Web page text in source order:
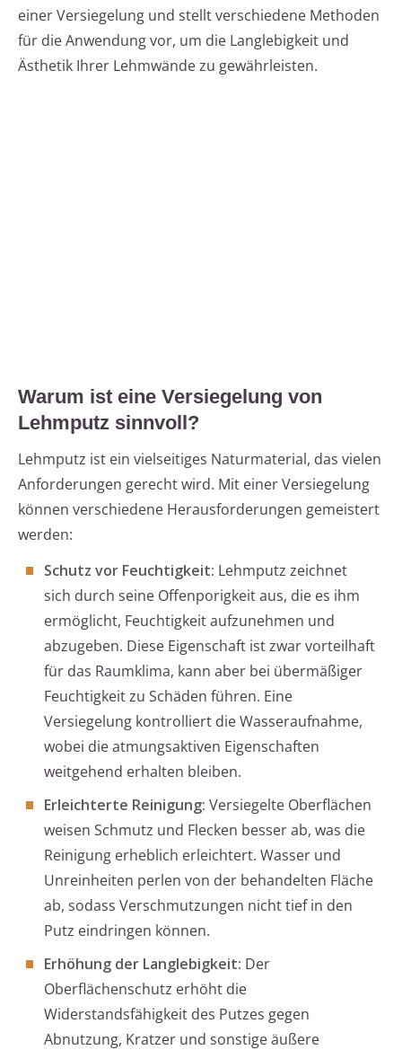
einer Versiegelung und stellt verschiedene Methoden
für die Anwendung vor, um die Langlebigkeit und
Ästhetik Ihrer Lehmwände zu gewährleisten.
Warum ist eine Versiegelung von
Lehmputz sinnvoll?
Lehmputz ist ein vielseitiges Naturmaterial, das vielen
Anforderungen gerecht wird. Mit einer Versiegelung
können verschiedene Herausforderungen gemeistert
werden:
Schutz vor Feuchtigkeit: Lehmputz zeichnet
sich durch seine Offenporigkeit aus, die es ihm
ermöglicht, Feuchtigkeit aufzunehmen und
abzugeben. Diese Eigenschaft ist zwar vorteilhaft
für das Raumklima, kann aber bei übermäßiger
Feuchtigkeit zu Schäden führen. Eine
Versiegelung kontrolliert die Wasseraufnahme,
wobei die atmungsaktiven Eigenschaften
weitgehend erhalten bleiben.
Erleichterte Reinigung: Versiegelte Oberflächen
weisen Schmutz und Flecken besser ab, was die
Reinigung erheblich erleichtert. Wasser und
Unreinheiten perlen von der behandelten Fläche
ab, sodass Verschmutzungen nicht tief in den
Putz eindringen können.
Erhöhung der Langlebigkeit: Der
Oberflächenschutz erhöht die
Widerstandsfähigkeit des Putzes gegen
Abnutzung, Kratzer und sonstige äußere